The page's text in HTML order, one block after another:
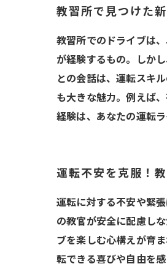
教習所で見つけた
教習所でのドライブは
が経験するもの。しか
との会話は、運転スキ
も大きな魅力。例えば
経験は、あなたの運転
運転不安を克服！
運転に対する不安や緊
の教官が安全に配慮し
ブを楽しむ心構えが育
転できる喜びや自由を